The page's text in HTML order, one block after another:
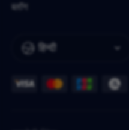
हिन्दी
ब्लॉग